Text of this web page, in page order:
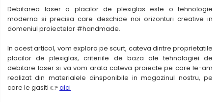
Debitarea laser a placilor de plexiglas este o tehnologie
moderna si precisa care deschide noi orizonturi creative in
domeniul proiectelor #handmade.
In acest articol, vom explora pe scurt, cateva dintre proprietatile
placilor de plexiglas, criteriile de baza ale tehnologiei de
debitare laser si va vom arata cateva proiecte pe care le-am
realizat din materialele dinsponibile in magazinul nostru, pe
care le gasiti 👉aici